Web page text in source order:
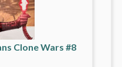
Clone Wars #8